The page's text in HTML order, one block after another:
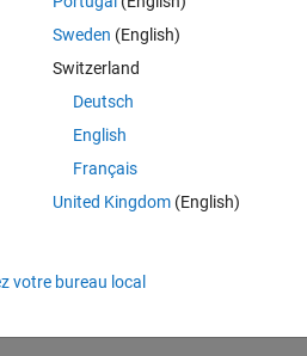
Sweden (English)
Switzerland
Deutsch
English
Français
United Kingdom(English)
votre bureau local